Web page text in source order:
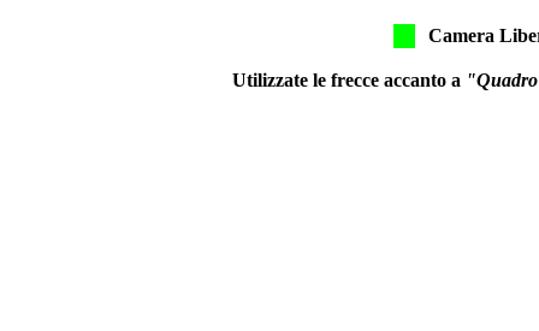
Camera
Utilizzate le frecce accanto a